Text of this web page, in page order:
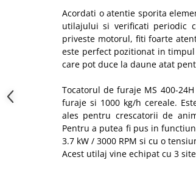
Scule cu acumulator
Truse de scule
Truse de lipit PPR
Ventuze cu brate pentru transport
Vibratoare beton
Masini de spalat vase
independente
Masini de spalat rufe
Masini de spalat rufe frontale
Masini de spalat rufe verticale
Masini de spalat rufe incorporabile
Masini de spalat rufe cu uscator
Uscatoare de rufe
Masini de facut paine
Pachete electrocasnice
Acordati o atentie sporita
utilajului si verificati periodic
priveste motorul, fiti foarte
este perfect pozitionat in
care pot duce la daune atat
Tocatorul de furaje MS 400-
furaje si 1000 kg/h cereale.
ales pentru crescatorii de
Pentru a putea fi pus in
3.7 kW / 3000 RPM si cu o
Acest utilaj vine echipat cu 3